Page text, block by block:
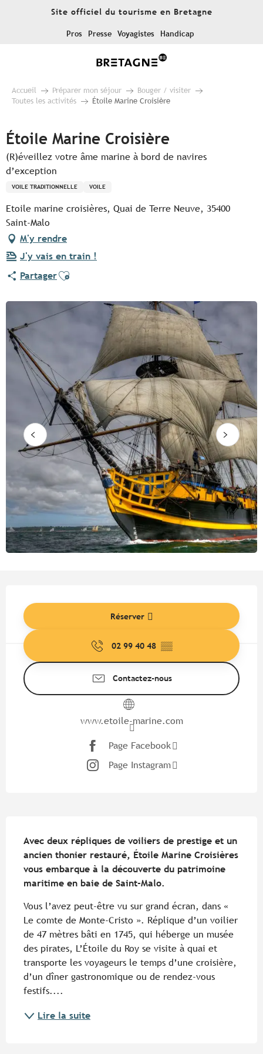
Site officiel du tourisme en Bretagne
Pros Presse Voyagistes Handicap
Accueil Préparer mon séjour
Bouger / visiter
Toutes les activités
Étoile Marine Croisière
Étoile Marine Croisière
(R)éveillez votre âme marine à bord de navires
d’exception
VOILE TRADITIONNELLE VOILE
Etoile marine croisières, Quai de Terre Neuve, 35400
Saint-Malo
M'y rendre
J'y vais en train !
PartagerAjouter aux favoris
Réserver
02 99 40 48 ▒▒
Contactez-nous
www.etoile-marine.com
Page Facebook
Page Instagram
Avec deux répliques de voiliers de prestige et un
ancien thonier restauré, Étoile Marine Croisières
vous embarque à la découverte du patrimoine
maritime en baie de Saint-Malo.
Vous l’avez peut-être vu sur grand écran, dans «
Le comte de Monte-Cristo ». Réplique d’un voilier
de 47 mètres bâti en 1745, qui héberge un musée
des pirates, L’Étoile du Roy se visite à quai et
transporte les voyageurs le temps d’une croisière,
d’un dîner gastronomique ou de rendez-vous
festifs....
Lire la suite